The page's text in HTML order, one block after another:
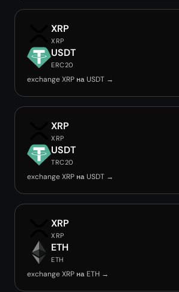
XRP
XRP
USDT
ERC20
exchange XRP на USDT →
XRP
XRP
USDT
TRC20
exchange XRP на USDT →
XRP
XRP
ETH
ETH
exchange XRP на ETH →